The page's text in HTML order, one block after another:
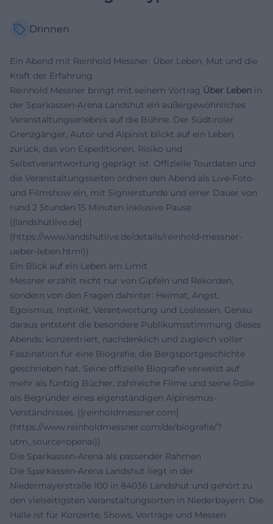
Drinnen
Ein Abend mit Reinhold Messner: Über Leben, Mut und die
Kraft der Erfahrung
Reinhold Messner bringt mit seinem Vortrag Über Leben in
der Sparkassen-Arena Landshut ein außergewöhnliches
Veranstaltungserlebnis auf die Bühne. Der Südtiroler
Grenzgänger, Autor und Alpinist blickt auf ein Leben
zurück, das von Expeditionen, Risiko und
Selbstverantwortung geprägt ist. Offizielle Tourdaten und
die Veranstaltungsseiten ordnen den Abend als Live-Foto-
und Filmshow ein, mit Signierstunde und einer Dauer von
rund 2 Stunden 15 Minuten inklusive Pause.
([landshutlive.de]
(https://www.landshutlive.de/details/reinhold-messner-
ueber-leben.html))
Ein Blick auf ein Leben am Limit
Messner erzählt nicht nur von Gipfeln und Rekorden,
sondern von den Fragen dahinter: Heimat, Angst,
Egoismus, Instinkt, Verantwortung und Loslassen. Genau
daraus entsteht die besondere Publikumsstimmung dieses
Abends: konzentriert, nachdenklich und zugleich voller
Faszination für eine Biografie, die Bergsportgeschichte
geschrieben hat. Seine offizielle Biografie verweist auf
mehr als fünfzig Bücher, zahlreiche Filme und seine Rolle
als Begründer eines eigenständigen Alpinismus-
Verständnisses. ([reinholdmessner.com]
(https://www.reinholdmessner.com/de/biografie/?
utm_source=openai))
Die Sparkassen-Arena als passender Rahmen
Die Sparkassen-Arena Landshut liegt in der
Niedermayerstraße 100 in 84036 Landshut und gehört zu
den vielseitigsten Veranstaltungsorten in Niederbayern. Die
Halle ist für Konzerte, Shows, Vorträge und Messen